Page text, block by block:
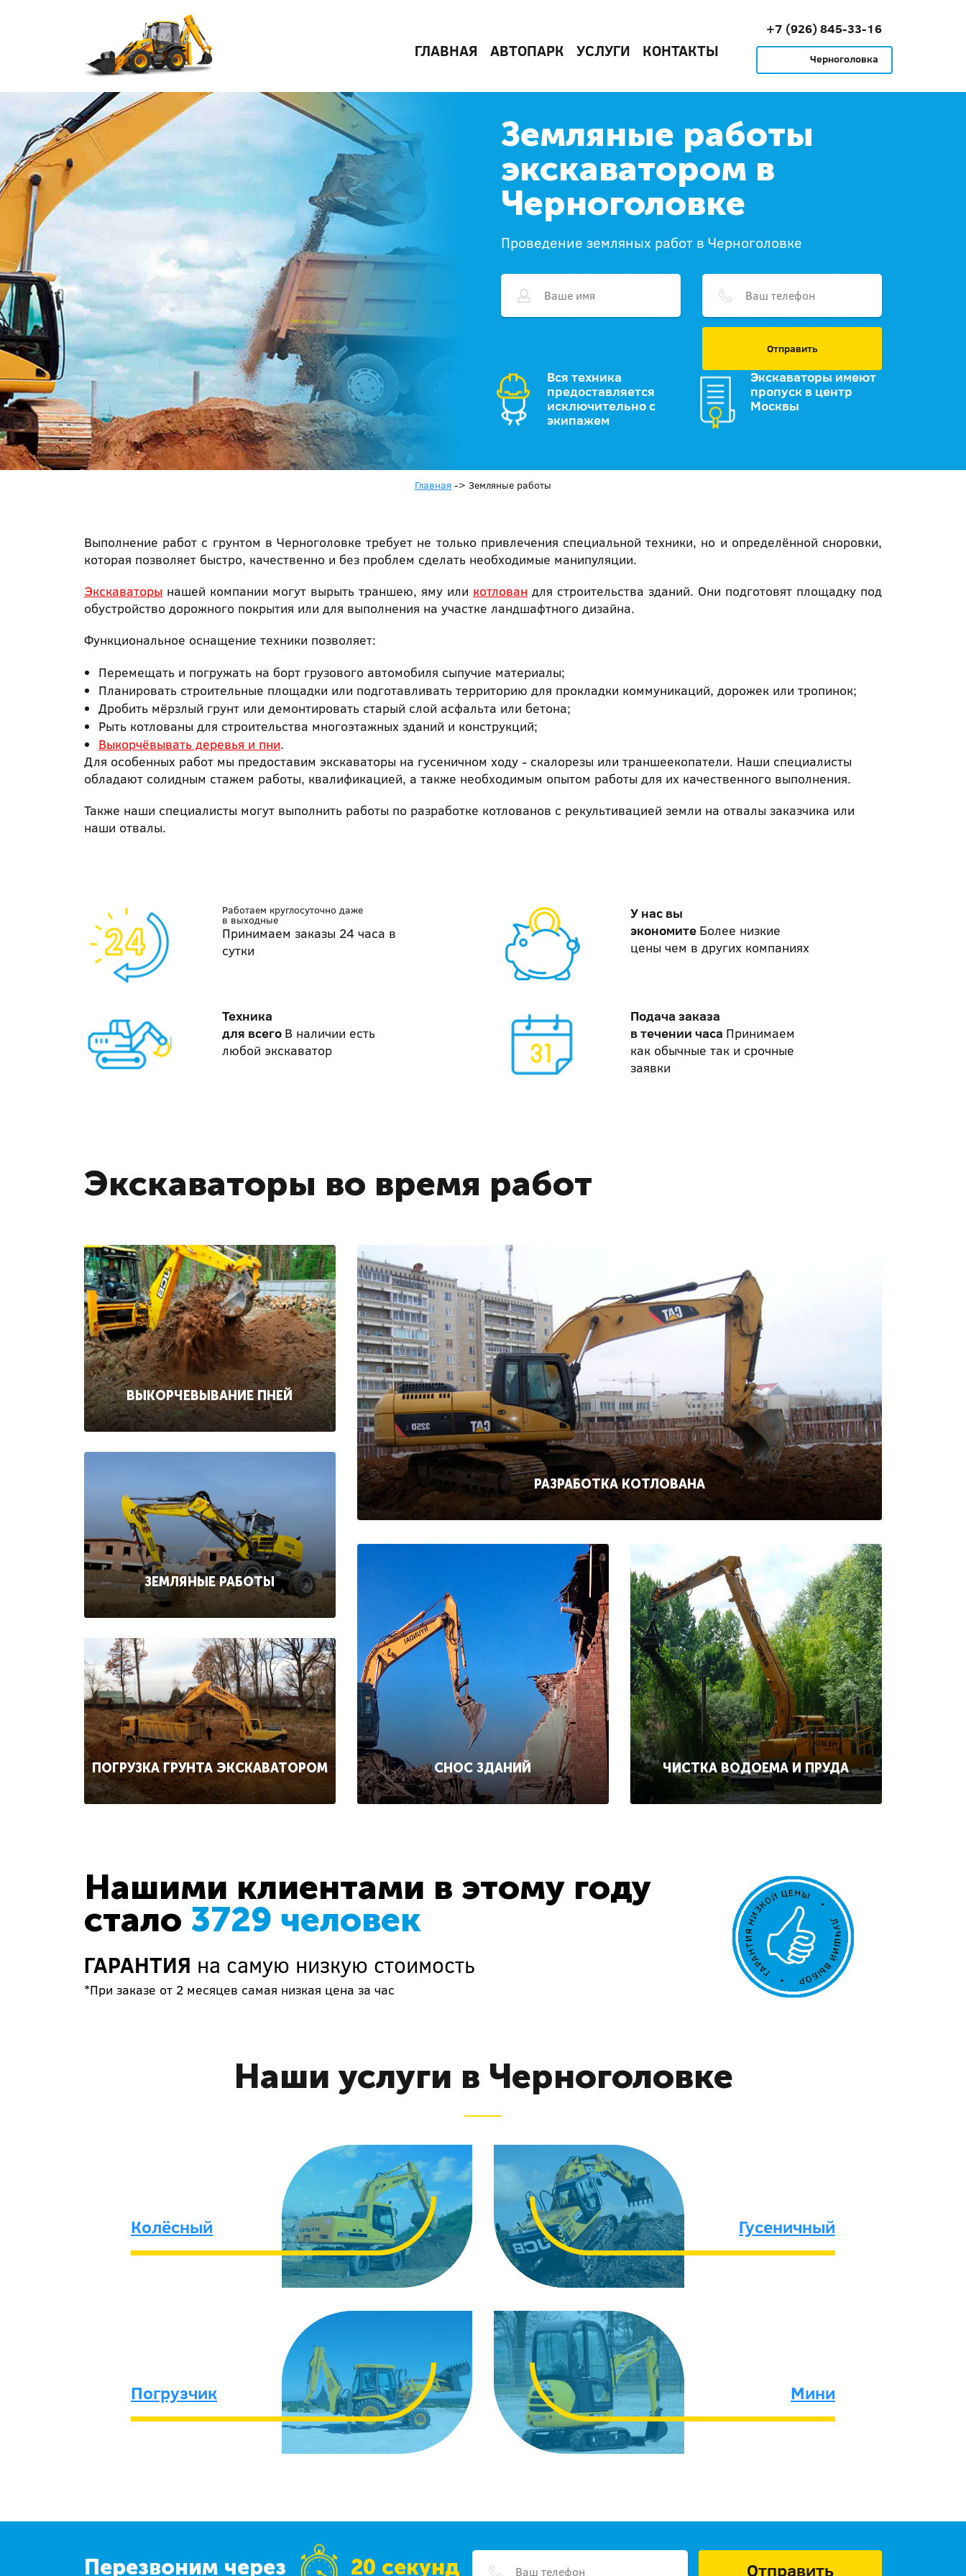
ГЛАВНАЯ АВТОПАРК УСЛУГИ КОНТАКТЫ
+7 (926) 845-33-16
Черноголовка
Земляные работы
экскаватором в
Черноголовке
Проведение земляных работ в Черноголовке
Отправить
Вся техника
предоставляется
исключительно с
экипажем
Экскаваторы имеют
пропуск в центр
Москвы
Главная -> Земляные работы
Выполнение работ с грунтом в Черноголовке требует не только привлечения специальной техники, но и определённой сноровки,
которая позволяет быстро, качественно и без проблем сделать необходимые манипуляции.
Экскаваторы нашей компании могут вырыть траншею, яму или котлован для строительства зданий. Они подготовят площадку под
обустройство дорожного покрытия или для выполнения на участке ландшафтного дизайна.
Функциональное оснащение техники позволяет:
Перемещать и погружать на борт грузового автомобиля сыпучие материалы;
Планировать строительные площадки или подготавливать территорию для прокладки коммуникаций, дорожек или тропинок;
Дробить мёрзлый грунт или демонтировать старый слой асфальта или бетона;
Рыть котлованы для строительства многоэтажных зданий и конструкций;
Выкорчёвывать деревья и пни.
Для особенных работ мы предоставим экскаваторы на гусеничном ходу - скалорезы или траншеекопатели. Наши специалисты
обладают солидным стажем работы, квалификацией, а также необходимым опытом работы для их качественного выполнения.
Также наши специалисты могут выполнить работы по разработке котлованов с рекультивацией земли на отвалы заказчика или
наши отвалы.
Работаем круглосуточно даже
в выходные
Принимаем заказы 24 часа в
сутки
У нас вы
экономите Более низкие
цены чем в других компаниях
Техника
для всего В наличии есть
любой экскаватор
Подача заказа
в течении часа Принимаем
как обычные так и срочные
заявки
Экскаваторы во время работ
ВЫКОРЧЕВЫВАНИЕ ПНЕЙ
ЗЕМЛЯНЫЕ РАБОТЫ
ПОГРУЗКА ГРУНТА ЭКСКАВАТОРОМ
РАЗРАБОТКА КОТЛОВАНА
СНОС ЗДАНИЙ ЧИСТКА ВОДОЕМА И ПРУДА
Нашими клиентами в этому году
стало 3729 человек
ГАРАНТИЯ на самую низкую стоимость
*При заказе от 2 месяцев самая низкая цена за час
Наши услуги в Черноголовке
Колёсный Гусеничный
Погрузчик Мини
Перезвоним через 20 секунд Отправить